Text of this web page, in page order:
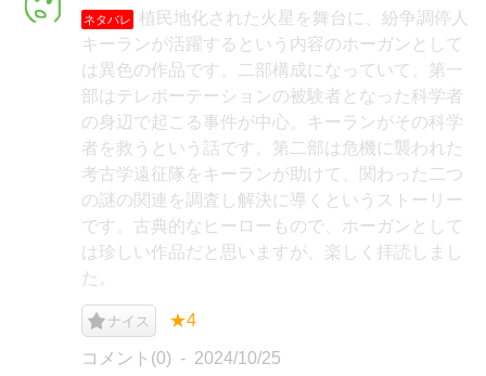
ネタバレ
植民地化された火星を舞台に、紛争調停人
キーランが活躍するという内容のホーガンとして
は異色の作品です。二部構成になっていて、第一
部はテレポーテーションの被験者となった科学者
の身辺で起こる事件が中心。キーランがその科学
者を救うという話です。第二部は危機に襲われた
考古学遠征隊をキーランが助けて、関わった二つ
の謎の関連を調査し解決に導くというストーリー
です。古典的なヒーローもので、ホーガンとして
は珍しい作品だと思いますが、楽しく拝読しまし
た。
ナイス ★4
コメント(0) 2024/10/25